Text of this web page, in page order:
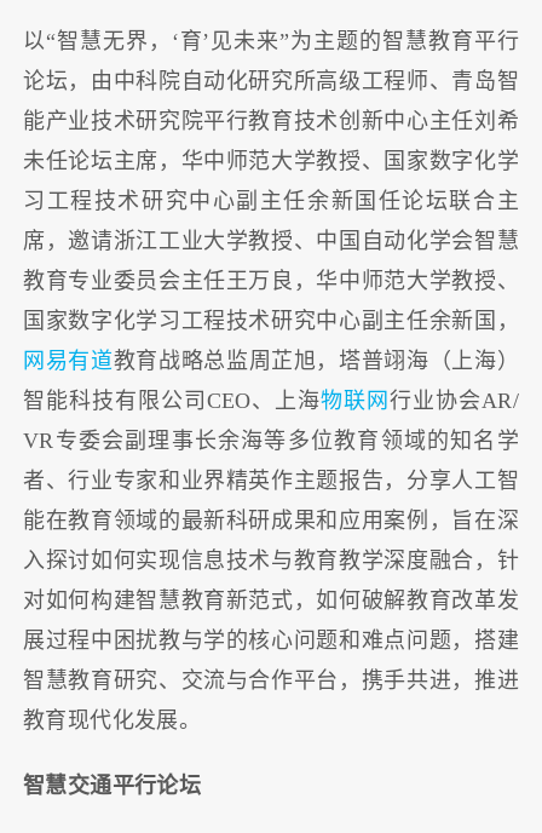
以“智慧无界，‘育’见未来”为主题的智慧教育平行
论坛，由中科院自动化研究所高级工程师、青岛智
能产业技术研究院平行教育技术创新中心主任刘希
未任论坛主席，华中师范大学教授、国家数字化学
习工程技术研究中心副主任余新国任论坛联合主
席，邀请浙江工业大学教授、中国自动化学会智慧
教育专业委员会主任王万良，华中师范大学教授、
国家数字化学习工程技术研究中心副主任余新国，
网易有道教育战略总监周芷旭，塔普翊海（上海）
智能科技有限公司CEO、上海物联网行业协会AR/
VR专委会副理事长余海等多位教育领域的知名学
者、行业专家和业界精英作主题报告，分享人工智
能在教育领域的最新科研成果和应用案例，旨在深
入探讨如何实现信息技术与教育教学深度融合，针
对如何构建智慧教育新范式，如何破解教育改革发
展过程中困扰教与学的核心问题和难点问题，搭建
智慧教育研究、交流与合作平台，携手共进，推进
教育现代化发展。
智慧交通平行论坛